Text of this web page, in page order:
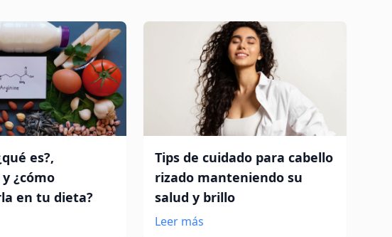
es?,
¿cómo
en tu dieta?
Tips de cuidado para cabello
rizado manteniendo su
salud y brillo
Leer más